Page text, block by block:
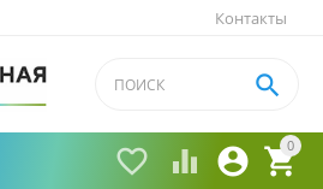
Контакты
0


 
